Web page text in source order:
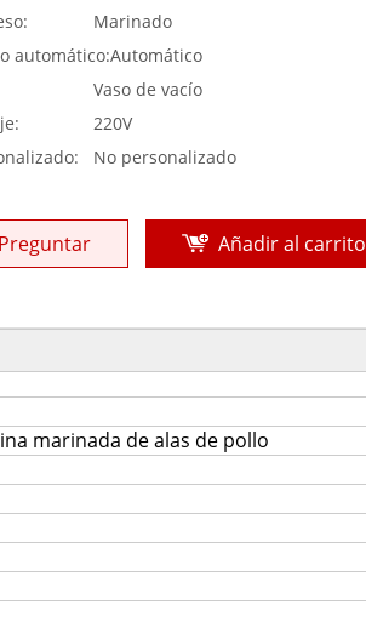
Marinado
automático:Automático
Vaso de vacío
220V
No personalizado
Preguntar Añadir al carrito
marinada de alas de pollo